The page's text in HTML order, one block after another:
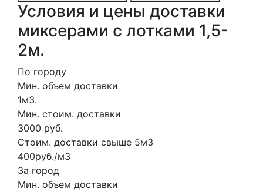
Условия и цены доставки
миксерами с лотками 1,5-
2м.
По городу
Мин. объем доставки
1м3.
Мин. стоим. доставки
3000 руб.
Стоим. доставки свыше 5м3
400руб./м3
За город
Мин. объем доставки